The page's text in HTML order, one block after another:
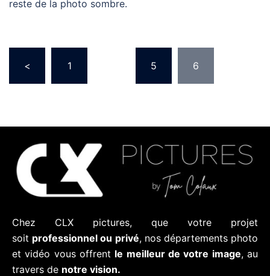
reste de la photo sombre.
< 1 5 6
Chez CLX pictures, que votre projet
soit professionnel ou privé, nos départements photo
et vidéo vous offrent le meilleur de votre image, au
travers de notre vision.